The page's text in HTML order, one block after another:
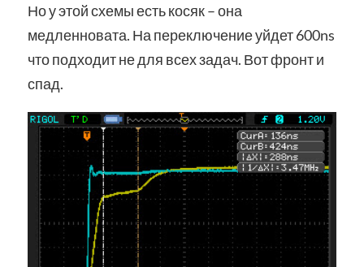
Но у этой схемы есть косяк – она
медленновата. На переключение уйдет 600ns
что подходит не для всех задач. Вот фронт и
спад.